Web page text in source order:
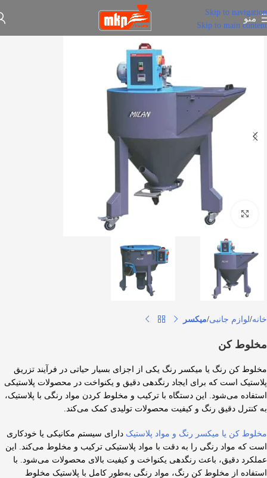
Skip to navigation
Skip to main content
منو
برای بزرگنمایی کلیک کنید
خانه لوازم جانبی میکسر
مخلوط کن
مخلوط کن رنگ یا میکسر رنگ یکی از اجزای بسیار حیاتی در فرآیند تزریق
پلاستیک است که برای ایجاد رنگدهی دقیق و یکنواخت در محصولات پلاستیکی
استفاده می‌شود. این دستگاه با ترکیب و مخلوط کردن مواد رنگی با پلاستیک،
به کنترل دقیق رنگ و کیفیت محصولات تولیدی کمک می‌کند.
مخلوط کن یا میکسر رنگ و مواد پلاستیک دارای سیستم مکانیکی یا خودکاری
است که مواد رنگی را به دقت با مواد پلاستیکی ترکیب و مخلوط می‌کند. این
عملکرد دقیق، باعث رنگدهی یکنواخت و کیفیت بالای محصولات می‌شود‌. با
استفاده از مخلوط کن رنگ، مواد رنگی به‌طور کامل با پلاستیک مخلوط